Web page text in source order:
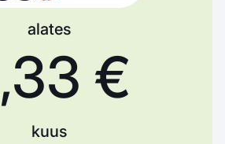
alates
€
kuus